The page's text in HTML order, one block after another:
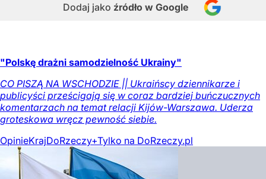
Dodaj jako źródło w Google
"Polskę drażni samodzielność Ukrainy"
CO PISZĄ NA WSCHODZIE || Ukraińscy dziennikarze i
publicyści prześcigają się w coraz bardziej buńczucznych
komentarzach na temat relacji Kijów-Warszawa. Uderza
groteskowa wręcz pewność siebie.
OpinieKrajDoRzeczy+Tylko na DoRzeczy.pl